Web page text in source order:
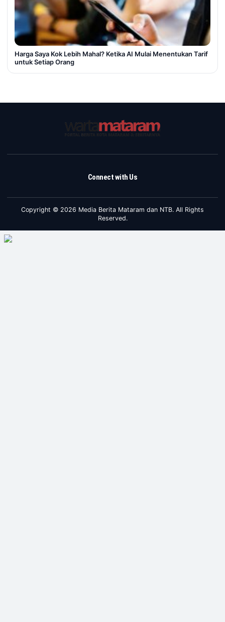
Harga Saya Kok Lebih Mahal? Ketika AI Mulai Menentukan Tarif
untuk Setiap Orang
Connect with Us
Copyright © 2026 Media Berita Mataram dan NTB. All Rights
Reserved.